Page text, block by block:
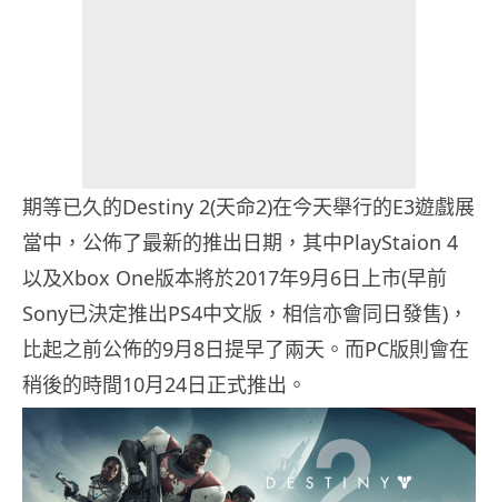
期等已久的Destiny 2(天命2)在今天舉行的E3遊戲展
當中，公佈了最新的推出日期，其中PlayStaion 4
以及Xbox One版本將於2017年9月6日上市(早前
Sony已決定推出PS4中文版，相信亦會同日發售)，
比起之前公佈的9月8日提早了兩天。而PC版則會在
稍後的時間10月24日正式推出。